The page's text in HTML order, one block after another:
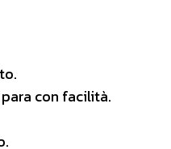
con facilità.